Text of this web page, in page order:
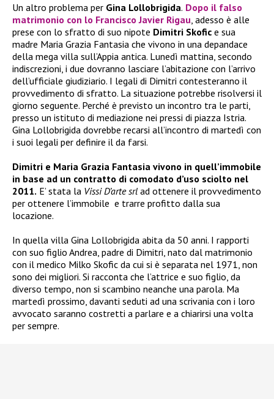
Un altro problema per Gina Lollobrigida. Dopo il falso
matrimonio con lo Francisco Javier Rigau , adesso è alle
prese con lo sfratto di suo nipote Dimitri Skofic e sua
madre Maria Grazia Fantasia che vivono in una depandace
della mega villa sull’Appia antica. Lunedì mattina, secondo
indiscrezioni, i due dovranno lasciare l’abitazione con l’arrivo
dell’ufficiale giudiziario. I legali di Dimitri contesteranno il
provvedimento di sfratto. La situazione potrebbe risolversi il
giorno seguente. Perché è previsto un incontro tra le parti,
presso un istituto di mediazione nei pressi di piazza Istria.
Gina Lollobrigida dovrebbe recarsi all’incontro di martedì con
i suoi legali per definire il da farsi.
Dimitri e Maria Grazia Fantasia vivono in quell’immobile
in base ad un contratto di comodato d’uso sciolto nel
2011. E’ stata la Vissi D’arte srl ad ottenere il provvedimento
per ottenere l’immobile e trarre profitto dalla sua
locazione.
In quella villa Gina Lollobrigida abita da 50 anni. I rapporti
con suo figlio Andrea, padre di Dimitri, nato dal matrimonio
con il medico Milko Skofic da cui si è separata nel 1971, non
sono dei migliori. Si racconta che l’attrice e suo figlio, da
diverso tempo, non si scambino neanche una parola. Ma
martedì prossimo, davanti seduti ad una scrivania con i loro
avvocato saranno costretti a parlare e a chiarirsi una volta
per sempre.